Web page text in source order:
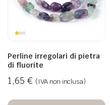
Perline irregolari di pietra
di fluorite
1,65 € (IVA non inclusa)